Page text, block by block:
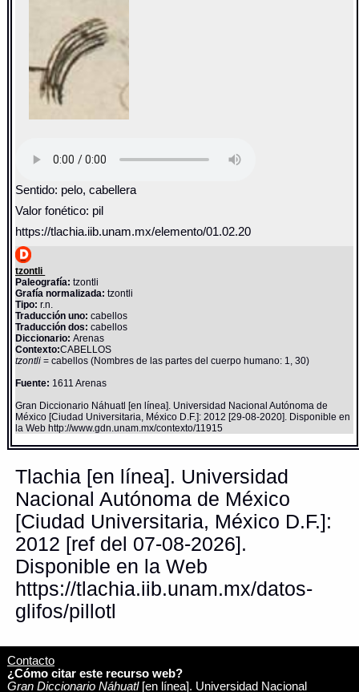
Sentido: pelo, cabellera
Valor fonético: pil
https://tlachia.iib.unam.mx/elemento/01.02.20
tzontli
Paleografía: tzontli
Grafía normalizada: tzontli
Tipo: r.n.
Traducción uno: cabellos
Traducción dos: cabellos
Diccionario:Arenas
Contexto:CABELLOS
tzontli= cabellos (Nombres de las partes del cuerpo humano: 1, 30)
Fuente: 1611 Arenas
Gran Diccionario Náhuatl [en línea]. Universidad Nacional Autónoma de
México [Ciudad Universitaria, México D.F.]: 2012 [29-08-2020]. Disponible en
la Web http://www.gdn.unam.mx/contexto/11915
Tlachia [en línea]. Universidad
Nacional Autónoma de México
[Ciudad Universitaria, México D.F.]:
2012 [ref del 07-08-2026].
Disponible en la Web
https://tlachia.iib.unam.mx/datos-
glifos/pillotl
Contacto
¿Cómo citar este recurso web?
Gran Diccionario Náhuatl[en línea]. Universidad Nacional